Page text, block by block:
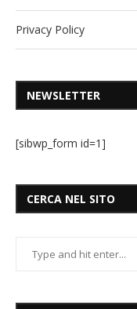
Privacy Policy
NEWSLETTER
[sibwp_form id=1]
CERCA NEL SITO